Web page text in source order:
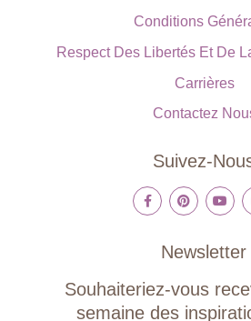
Conditions
Respect Des Libertés Et De
Carrières
Contactez
Suivez-
Newsletter
Souhaiteriez-vous
semaine des